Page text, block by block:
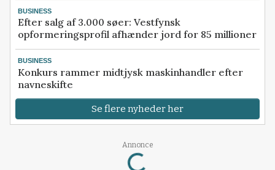
BUSINESS
Efter salg af 3.000 søer: Vestfynsk
opformeringsprofil afhænder jord for 85 millioner
BUSINESS
Konkurs rammer midtjysk maskinhandler efter
navneskifte
Se flere nyheder her
Annonce
Loading...